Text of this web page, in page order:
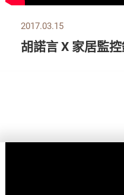
2017.03.15
胡諾言 X 家居監